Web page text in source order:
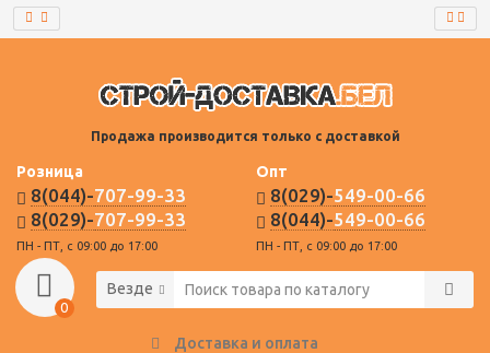
Продажа производится только с доставкой
Розница
8(044)-707-99-33
8(029)-707-99-33
ПН - ПТ, с 09:00 до 17:00
Опт
8(029)-549-00-66
8(044)-549-00-66
ПН - ПТ, с 09:00 до 17:00
0
Везде
Доставка и оплата